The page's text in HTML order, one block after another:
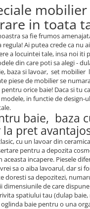
mobilier
in toata
sa fie frumos
regula! Ai putea crede ca nu
a locuintei tale, insa noi iti
din care poti sa alegi -
baza si lavoar, set mobilier
piese de mobilier se
orice baie! Daca si tu
in functie de design-
baie, baza
pret
cu un lavoar din
pentru a depozita
aceasta incapere. Piesele
sa o aiba lavoarul, dar si
doresti sa depozitezi,
dimensiunile de care
spatiului tau (dulap baie,
baie pentru o una